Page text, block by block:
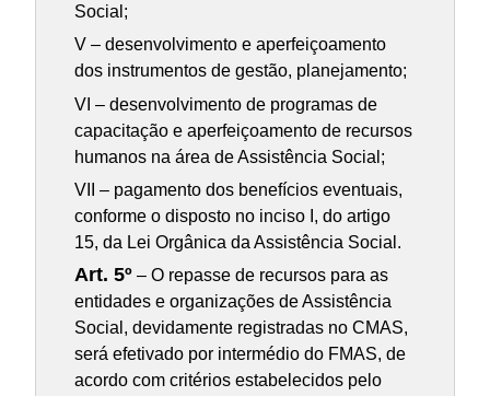
Social;
V – desenvolvimento e aperfeiçoamento
dos instrumentos de gestão, planejamento;
VI – desenvolvimento de programas de
capacitação e aperfeiçoamento de recursos
humanos na área de Assistência Social;
VII – pagamento dos benefícios eventuais,
conforme o disposto no inciso I, do artigo
15, da Lei Orgânica da Assistência Social.
Art. 5º – O repasse de recursos para as
entidades e organizações de Assistência
Social, devidamente registradas no CMAS,
será efetivado por intermédio do FMAS, de
acordo com critérios estabelecidos pelo